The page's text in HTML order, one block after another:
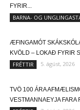
FYRIR...
BARNA- OG
ÆFINGAMÓT
KVÖLD – LOKAÐ FYRIR
FRÉTTIR 5. ágúst, 2026
TVÖ 100 ÁRA
VESTMANNAEYJA FARA